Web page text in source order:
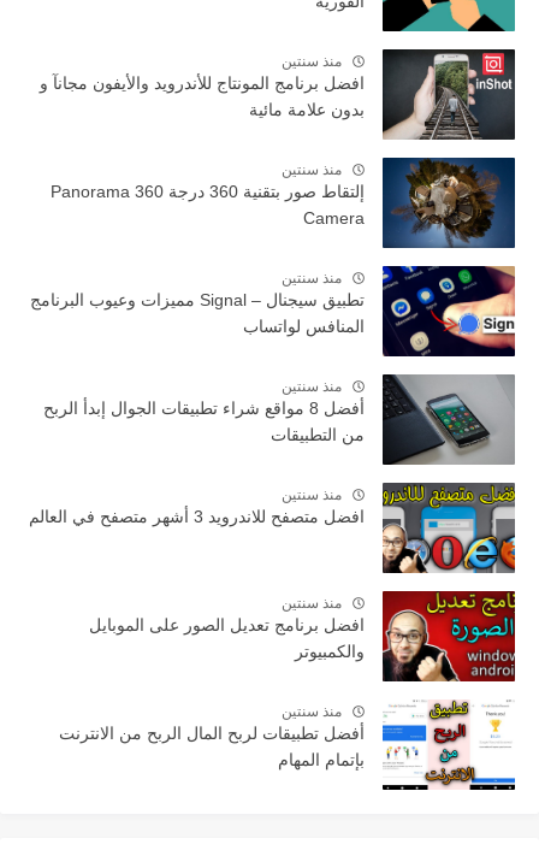
منذ سنتين
افضل برنامج المونتاج للأندرويد والأيفون مجانآ و
بدون علامة مائية
منذ سنتين
إلتقاط صور بتقنية 360 درجة Panorama 360
Camera
منذ سنتين
تطبيق سيجنال – Signal مميزات وعيوب البرنامج
المنافس لواتساب
منذ سنتين
أفضل 8 مواقع شراء تطبيقات الجوال إبدأ الربح
من التطبيقات
منذ سنتين
افضل متصفح للاندرويد 3 أشهر متصفح في العالم
منذ سنتين
افضل برنامج تعديل الصور على الموبايل
والكمبيوتر
منذ سنتين
أفضل تطبيقات لربح المال الربح من الانترنت
بإتمام المهام